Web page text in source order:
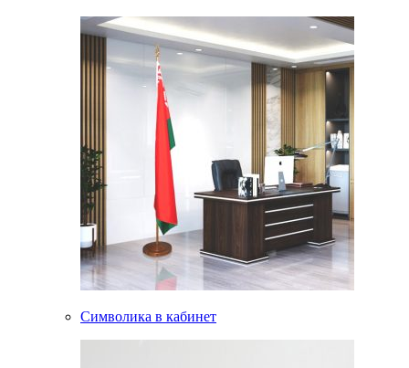
Символика в кабинет